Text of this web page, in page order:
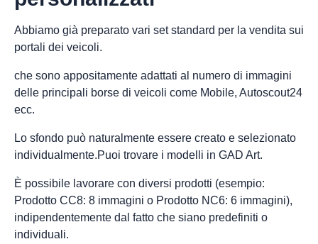
Abbiamo già preparato vari set standard per la vendita sui
portali dei veicoli.
che sono appositamente adattati al numero di immagini
delle principali borse di veicoli come Mobile, Autoscout24
ecc.
Lo sfondo può naturalmente essere creato e selezionato
individualmente.Puoi trovare i modelli in GAD Art.
È possibile lavorare con diversi prodotti (esempio:
Prodotto CC8: 8 immagini o Prodotto NC6: 6 immagini),
indipendentemente dal fatto che siano predefiniti o
individuali.